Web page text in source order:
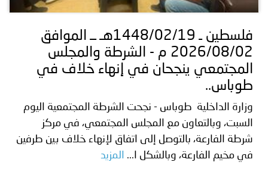
فلسطين ـ 1448/02/19هـ ــ الموافق
2026/08/02 م - الشرطة والمجلس
المجتمعي ينجحان في إنهاء خلاف في
طوباس..
وزارة الداخلية طوباس - نجحت الشرطة المجتمعية اليوم
السبت، وبالتعاون مع المجلس المجتمعي، في مركز
شرطة الفارعة، بالتوصل إلى اتفاق لإنهاء خلاف بين طرفين
في مخيم الفارعة، وبالشكل ا...
المزيد